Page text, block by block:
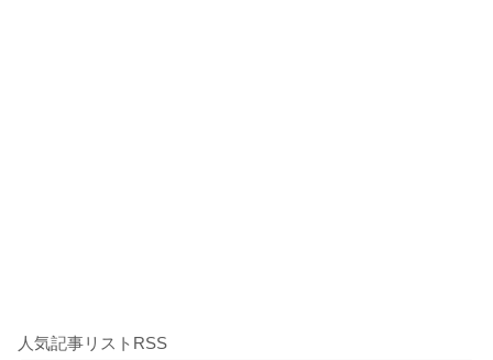
人気記事リストRSS